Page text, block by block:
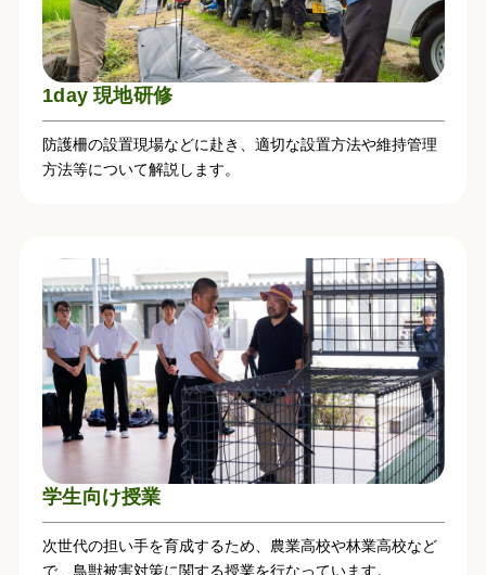
1day 現地研修
防護柵の設置現場などに赴き、適切な設置方法や維持管理
方法等について解説します。
学生向け授業
次世代の担い手を育成するため、農業高校や林業高校など
で、鳥獣被害対策に関する授業を行なっています。